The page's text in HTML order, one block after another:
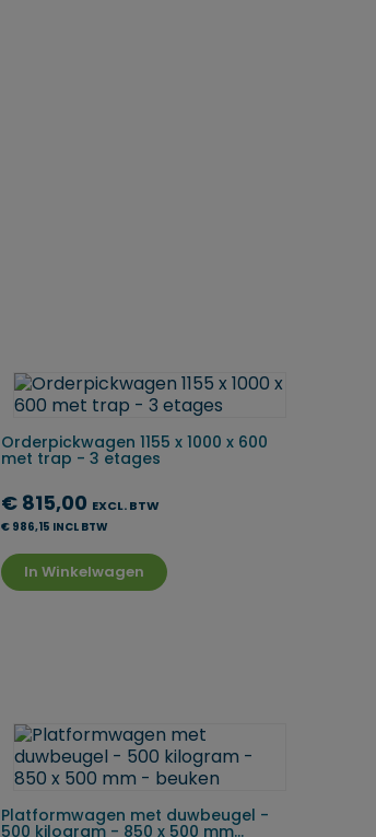
Orderpickwagen 1155 x 1000 x 600
met trap - 3 etages
€ 815,00 EXCL. BTW
€ 986,15 INCL BTW
In Winkelwagen
Platformwagen met duwbeugel -
500 kilogram - 850 x 500 mm...